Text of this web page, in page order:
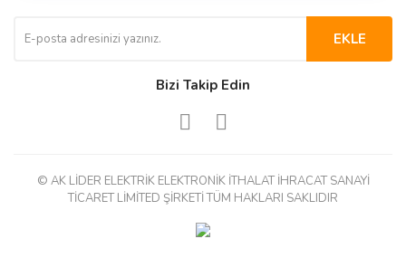
EKLE
Bizi Takip Edin
© AK LİDER ELEKTRİK ELEKTRONİK İTHALAT İHRACAT SANAYİ
TİCARET LİMİTED ŞİRKETİ TÜM HAKLARI SAKLIDIR